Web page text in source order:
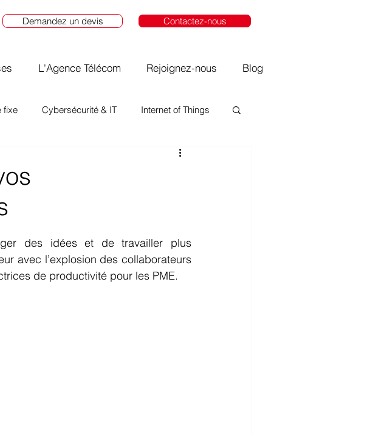
Demandez un devis Contactez-nous
L'Agence Télécom Rejoignez-nous Blog
fixe Cybersécurité & IT Internet of Things
des idées et de travailler plus
avec l’explosion des collaborateurs
de productivité pour les PME.